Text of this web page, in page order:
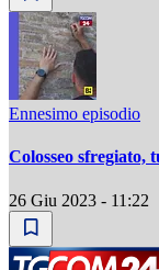
Ennesimo episodio
Colosseo sfregiato,
26 Giu 2023 - 11:22